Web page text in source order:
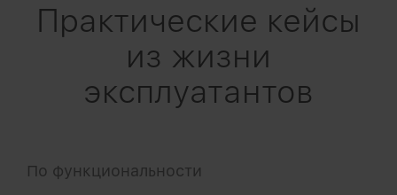
Практические кейсы
из жизни
эксплуатантов
По функциональности